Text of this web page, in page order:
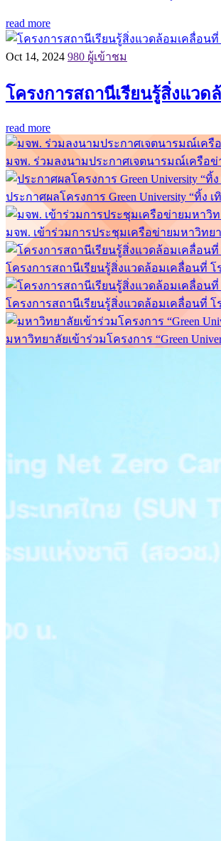
read more
Oct 14, 2024 980 ผู้เข้าชม
โครงการสถานีเรียนรู้สิ่งแวด
read more
มจพ. ร่วมลงนามประกาศเจตนารมณ์เครือข่
ประกาศผลโครงการ Green University “ทิ้ง เ
มจพ. เข้าร่วมการประชุมเครือข่ายมหาวิทย
โครงการสถานีเรียนรู้สิ่งแวดล้อมเคลื่อนที่ โ
โครงการสถานีเรียนรู้สิ่งแวดล้อมเคลื่อนที่ โ
มหาวิทยาลัยเข้าร่วมโครงการ “Green